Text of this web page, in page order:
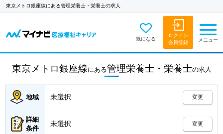
東京メトロ銀座線にある管理栄養士・栄養士の求人
気になる
ログイン
会員登録
メニュー
東京メトロ銀座線 にある管理栄養士・栄養士の求人
地域 未選択 変更
詳細
条件
未選択 変更